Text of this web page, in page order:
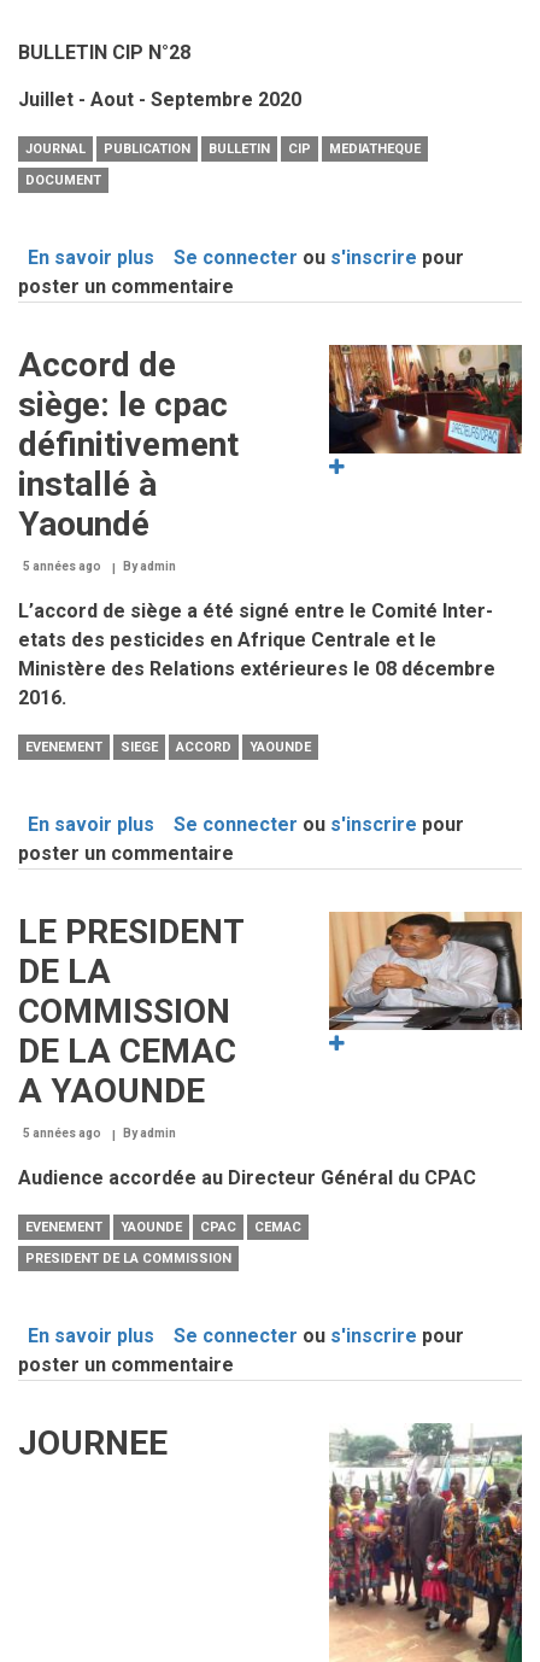
BULLETIN CIP N°28
Juillet - Aout - Septembre 2020
JOURNAL PUBLICATION BULLETIN CIP
MEDIATHEQUE
DOCUMENT
En savoir plus sur
BULLETIN
Se connecter ou s'inscrire pour
poster un commentaire
Image
Accord de
siège: le cpac
définitivement
installé à
Yaoundé
5 années ago Byadmin
L’accord de siège a été signé entre le Comité Inter-
etats des pesticides en Afrique Centrale et le
Ministère des Relations extérieures le 08 décembre
2016.
EVENEMENT SIEGE ACCORD YAOUNDE
En savoir plus sur
Accord
le
définitivement
installé
à
Yaoundé
Se connecter ou s'inscrire pour
poster un commentaire
LE PRESIDENT
DE LA
COMMISSION
DE LA CEMAC
A YAOUNDE
5 années ago Byadmin
Audience accordée au Directeur Général du CPAC
EVENEMENT YAOUNDE CPAC
CEMAC
PRESIDENT DE LA COMMISSION
En savoir plus sur
LE
LA
Se connecter ou s'inscrire pour
poster un commentaire
Image
JOURNEE